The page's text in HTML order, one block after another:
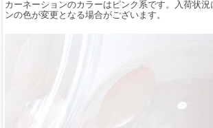
カーネーションのカラーはピンク系です。入荷状況
ンの色が変更となる場合がございます。